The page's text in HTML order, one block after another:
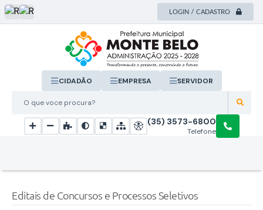
LOGIN / CADASTRO
O que voce procura?
CIDADÃO EMPRESA SERVIDOR
Telefone
(35) 3573-6800
Editais de Concursos e Processos Seletivos